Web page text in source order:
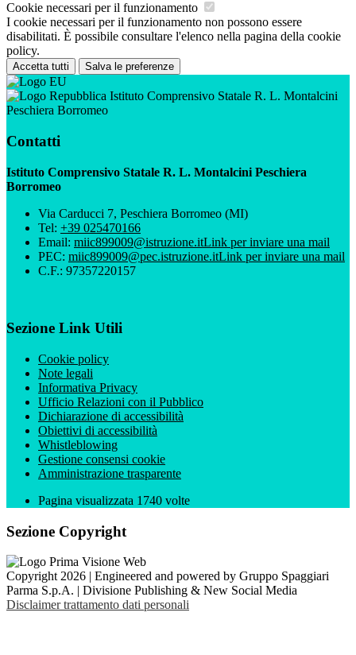
Cookie necessari per il funzionamento
I cookie necessari per il funzionamento non possono essere
disabilitati. È possibile consultare l'elenco nella pagina della cookie
policy.
Accetta tutti Salva le preferenze
Istituto Comprensivo Statale R. L. Montalcini
Peschiera Borromeo
Contatti
Istituto Comprensivo Statale R. L. Montalcini Peschiera
Borromeo
Via Carducci 7, Peschiera Borromeo (MI)
Tel: +39 025470166
Email: miic899009@istruzione.itLink per inviare una mail
PEC: miic899009@pec.istruzione.itLink per inviare una mail
C.F.: 97357220157
Sezione Link Utili
Cookie policy
Note legali
Informativa Privacy
Ufficio Relazioni con il Pubblico
Dichiarazione di accessibilità
Obiettivi di accessibilità
Whistleblowing
Gestione consensi cookie
Amministrazione trasparente
Pagina visualizzata 1740 volte
Sezione Copyright
Copyright 2026 | Engineered and powered by Gruppo Spaggiari
Parma S.p.A. | Divisione Publishing & New Social Media
Disclaimer trattamento dati personali